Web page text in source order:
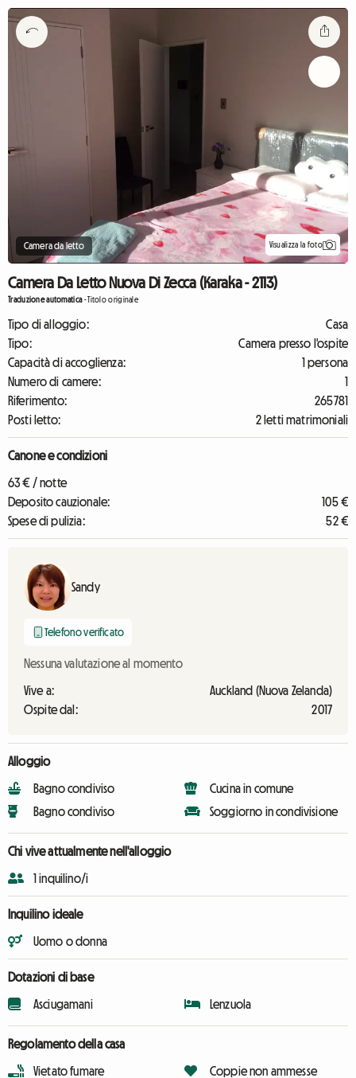
Camera da letto Visualizza la foto
Camera Da Letto Nuova Di Zecca (Karaka - 2113)
Traduzione automatica-Titolo originale
Tipo di alloggio:
Casa
Tipo:
Camera presso l'ospite
Capacità di accoglienza:
1 persona
Numero di camere:
1
Riferimento:
265781
Posti letto:
2 letti matrimoniali
Canone e condizioni
63 € / notte
Deposito cauzionale:
105 €
Spese di pulizia:
52 €
Sandy
Telefono verificato
Nessuna valutazione al momento
Vive a:
Auckland (Nuova Zelanda)
Ospite dal:
2017
Alloggio
Bagno condiviso
Bagno condiviso
Cucina in comune
Soggiorno in condivisione
Chi vive attualmente nell'alloggio
1 inquilino/i
Inquilino ideale
Uomo o donna
Dotazioni di base
Asciugamani Lenzuola
Regolamento della casa
Vietato fumare
Coppie non ammesse